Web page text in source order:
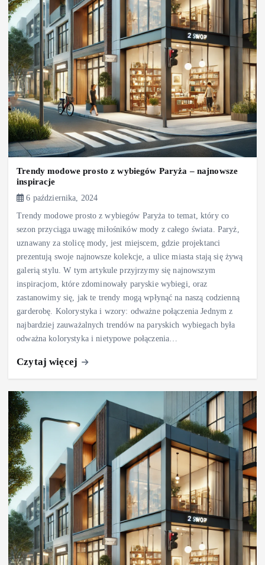
Trendy modowe prosto z wybiegów Paryża – najnowsze
inspiracje
6 października, 2024
Trendy modowe prosto z wybiegów Paryża to temat, który co
sezon przyciąga uwagę miłośników mody z całego świata. Paryż,
uznawany za stolicę mody, jest miejscem, gdzie projektanci
prezentują swoje najnowsze kolekcje, a ulice miasta stają się żywą
galerią stylu. W tym artykule przyjrzymy się najnowszym
inspiracjom, które zdominowały paryskie wybiegi, oraz
zastanowimy się, jak te trendy mogą wpłynąć na naszą codzienną
garderobę. Kolorystyka i wzory: odważne połączenia Jednym z
najbardziej zauważalnych trendów na paryskich wybiegach była
odważna kolorystyka i nietypowe połączenia…
Czytaj więcej